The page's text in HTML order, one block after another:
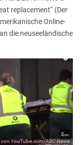
replacement“ (Der
Online-
die neuseeländische
von YouTube.com/ABC News